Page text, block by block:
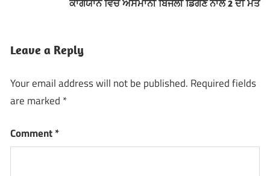
ਕਾਗਯਾਨ ਵਿੱਚ ਅਸਮਾਨੀ ਬਿਜਲੀ ਡਿੱਗਣ ਨਾਲ 2 ਦੀ ਮੌਤ
Leave a Reply
Your email address will not be published. Required fields
are marked *
Comment*